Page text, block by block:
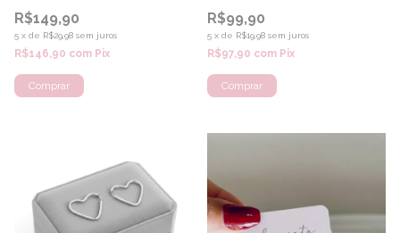
R$149,90
5 x de R$29,98 sem juros
R$146,90 com Pix
R$99,90
5 x de R$19,98 sem juros
R$97,90 com Pix